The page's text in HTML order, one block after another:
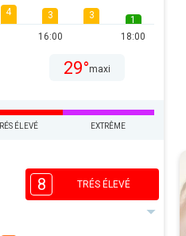
4
3
16:00
3
1
18:00
29°maxi
ÉLEVÉ EXTRÊME
8 TRÉS ÉLEVÉ